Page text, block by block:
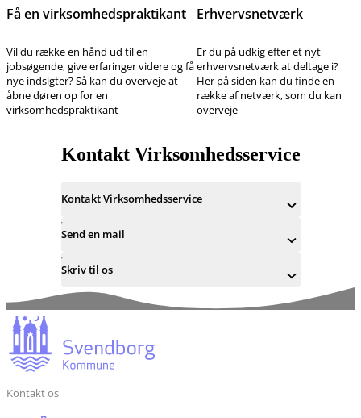
Få en virksomhedspraktikant
Vil du række en hånd ud til en
jobsøgende, give erfaringer videre og få
nye indsigter? Så kan du overveje at
åbne døren op for en
virksomhedspraktikant
Erhvervsnetværk
Er du på udkig efter et nyt
erhvervsnetværk at deltage i?
Her på siden kan du finde en
række af netværk, som du kan
overveje
Kontakt Virksomhedsservice
Kontakt Virksomhedsservice
Send en mail
Skriv til os
Kontakt os